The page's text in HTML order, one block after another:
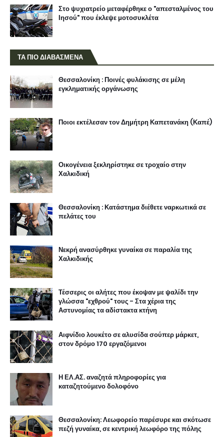
Στο ψυχιατρείο μεταφέρθηκε ο "απεσταλμένος του
Ιησού" που έκλεψε μοτοσυκλέτα
ΤΑ ΠΙΟ ΔΙΑΒΑΣΜΕΝΑ
Θεσσαλονίκη : Ποινές φυλάκισης σε μέλη
εγκληματικής οργάνωσης
Ποιοι εκτέλεσαν τον Δημήτρη Καπετανάκη (Καπέ)
Οικογένεια ξεκληρίστηκε σε τροχαίο στην
Χαλκιδική
Θεσσαλονίκη : Κατάστημα διέθετε ναρκωτικά σε
πελάτες του
Νεκρή ανασύρθηκε γυναίκα σε παραλία της
Χαλκιδικής
Τέσσερις οι αλήτες που έκοψαν με ψαλίδι την
γλώσσα "εχθρού" τους - Στα χέρια της
Αστυνομίας τα αδίστακτα κτήνη
Αιφνίδιο λουκέτο σε αλυσίδα σούπερ μάρκετ,
στον δρόμο 170 εργαζόμενοι
Η ΕΛ.ΑΣ. αναζητά πληροφορίες για
καταζητούμενο δολοφόνο
Θεσσαλονίκη: Λεωφορείο παρέσυρε και σκότωσε
πεζή γυναίκα, σε κεντρική λεωφόρο της πόλης